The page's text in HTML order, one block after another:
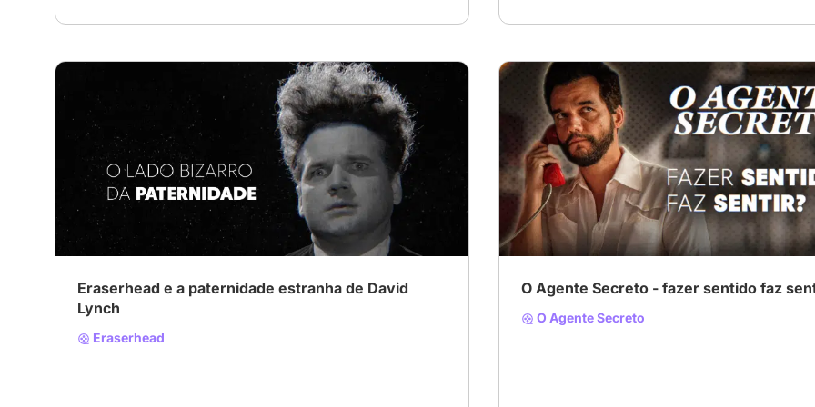
Eraserhead e a paternidade estranha de David
Lynch
Eraserhead
O Agente Secreto - fazer sentido faz
O Agente Secreto